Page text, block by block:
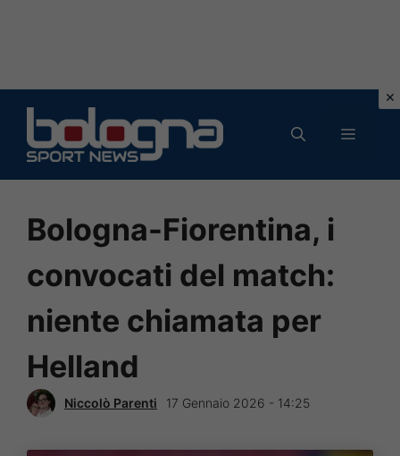
contenuto
MENU
Bologna-Fiorentina, i
convocati del match:
niente chiamata per
Helland
Niccolò Parenti 17 Gennaio 2026 - 14:25